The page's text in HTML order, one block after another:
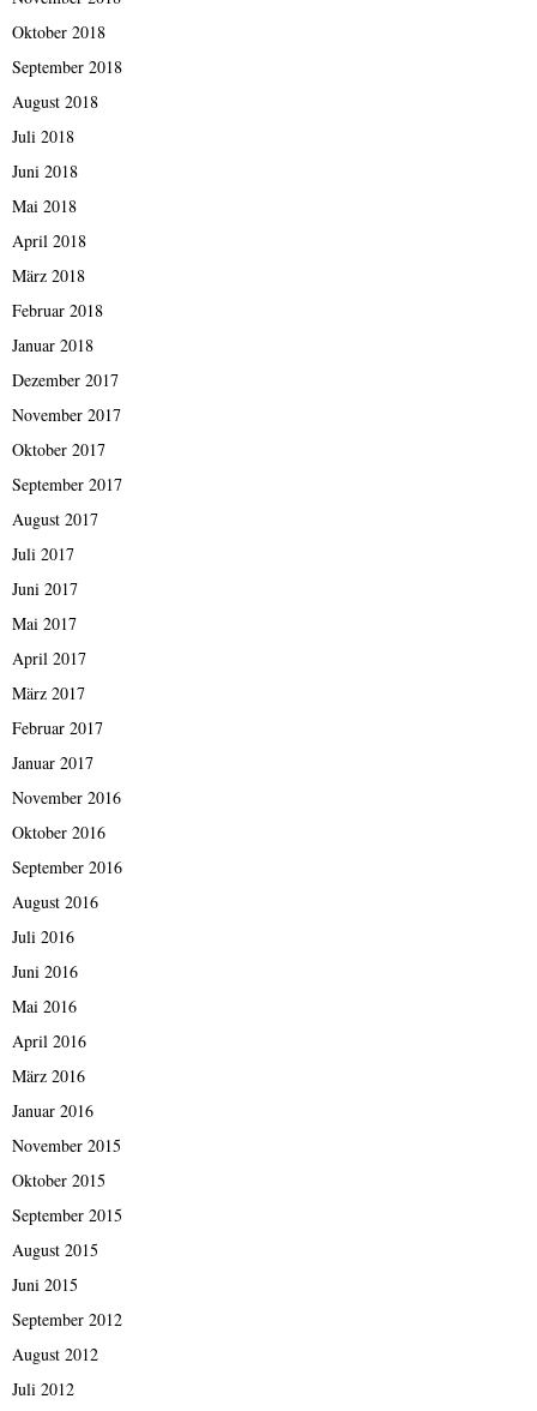
Oktober 2018
September 2018
August 2018
Juli 2018
Juni 2018
Mai 2018
April 2018
März 2018
Februar 2018
Januar 2018
Dezember 2017
November 2017
Oktober 2017
September 2017
August 2017
Juli 2017
Juni 2017
Mai 2017
April 2017
März 2017
Februar 2017
Januar 2017
November 2016
Oktober 2016
September 2016
August 2016
Juli 2016
Juni 2016
Mai 2016
April 2016
März 2016
Januar 2016
November 2015
Oktober 2015
September 2015
August 2015
Juni 2015
September 2012
August 2012
Juli 2012